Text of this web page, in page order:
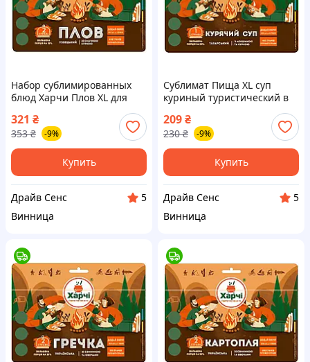
Набор сублимированных
блюд Харчи Плов XL для
быстрое приготовление
7930-DS
321 ₴
353 ₴ -9%
Купить
Драйв Сенс
5
Винница
Сублимат Пища XL суп
куриный туристический в
приготовление в пакете
7930-DS
209₴
230 ₴ -9%
Купить
Драйв Сенс
5
Винница